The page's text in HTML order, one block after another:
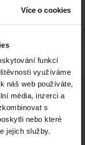
Více o cookies
funkcí
využíváme
náš web používáte,
média, inzerci a
s
nebo které
jejich služby.
keyboard_arrow_right